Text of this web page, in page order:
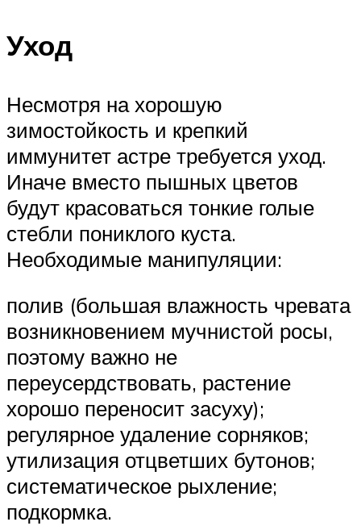
Уход
Несмотря на хорошую
зимостойкость и крепкий
иммунитет астре требуется уход.
Иначе вместо пышных цветов
будут красоваться тонкие голые
стебли пониклого куста.
Необходимые манипуляции:
полив (большая влажность чревата
возникновением мучнистой росы,
поэтому важно не
переусердствовать, растение
хорошо переносит засуху);
регулярное удаление сорняков;
утилизация отцветших бутонов;
систематическое рыхление;
подкормка.